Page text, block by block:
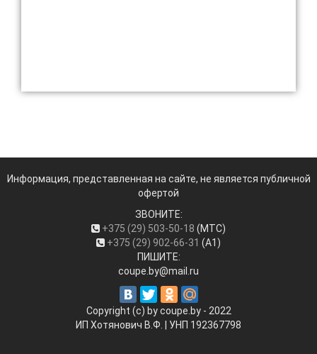
Информация, представленная на сайте, не является публичной
офертой
ЗВОНИТЕ:
+375 (29) 503-50-18 (МТС)
+375 (29) 902-66-31 (А1)
ПИШИТЕ:
coupe.by@mail.ru
Copyright (c) by coupe.by - 2022
ИП Хотянович В.Ф. | УНП ‎192367798